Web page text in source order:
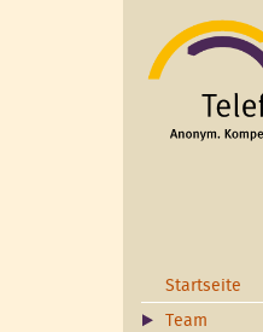
Startseite
Team